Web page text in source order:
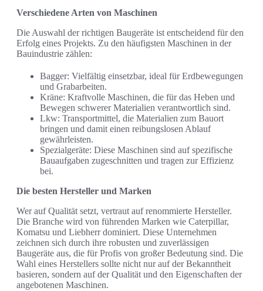
Verschiedene Arten von Maschinen
Die Auswahl der richtigen Baugeräte ist entscheidend für den
Erfolg eines Projekts. Zu den häufigsten Maschinen in der
Bauindustrie zählen:
Bagger: Vielfältig einsetzbar, ideal für Erdbewegungen
und Grabarbeiten.
Kräne: Kraftvolle Maschinen, die für das Heben und
Bewegen schwerer Materialien verantwortlich sind.
Lkw: Transportmittel, die Materialien zum Bauort
bringen und damit einen reibungslosen Ablauf
gewährleisten.
Spezialgeräte: Diese Maschinen sind auf spezifische
Bauaufgaben zugeschnitten und tragen zur Effizienz
bei.
Die besten Hersteller und Marken
Wer auf Qualität setzt, vertraut auf renommierte Hersteller.
Die Branche wird von führenden Marken wie Caterpillar,
Komatsu und Liebherr dominiert. Diese Unternehmen
zeichnen sich durch ihre robusten und zuverlässigen
Baugeräte aus, die für Profis von großer Bedeutung sind. Die
Wahl eines Herstellers sollte nicht nur auf der Bekanntheit
basieren, sondern auf der Qualität und den Eigenschaften der
angebotenen Maschinen.